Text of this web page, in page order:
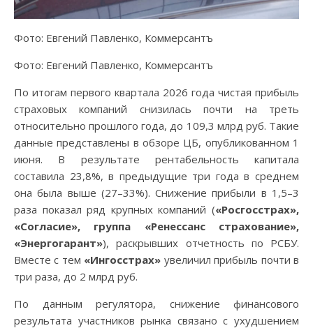
Фото: Евгений Павленко, Коммерсантъ
Фото: Евгений Павленко, Коммерсантъ
По итогам первого квартала 2026 года чистая прибыль
страховых компаний снизилась почти на треть
относительно прошлого года, до 109,3 млрд руб. Такие
данные представлены в обзоре ЦБ, опубликованном 1
июня. В результате рентабельность капитала
составила 23,8%, в предыдущие три года в среднем
она была выше (27–33%). Снижение прибыли в 1,5–3
раза показал ряд крупных компаний («Росгосстрах»,
«Согласие», группа «Ренессанс страхование»,
«Энергогарант»), раскрывших отчетность по РСБУ.
Вместе с тем «Ингосстрах» увеличил прибыль почти в
три раза, до 2 млрд руб.
По данным регулятора, снижение финансового
результата участников рынка связано с ухудшением